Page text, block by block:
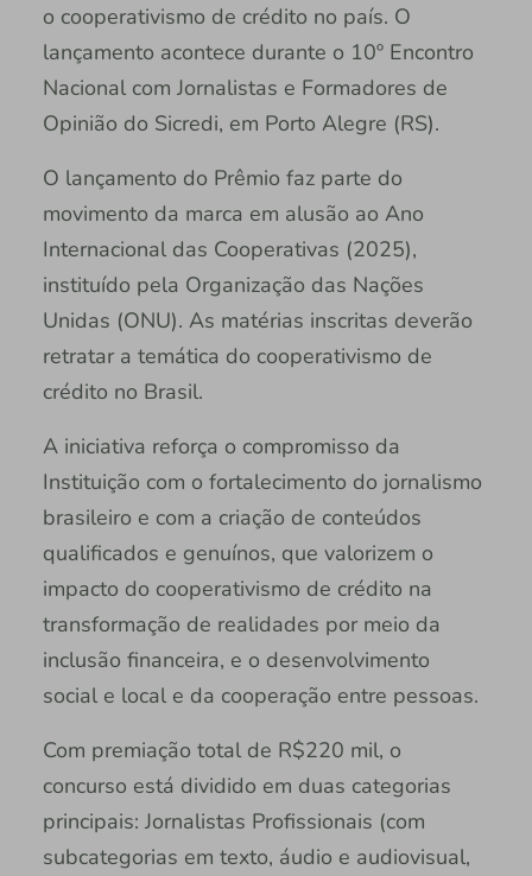
o cooperativismo de crédito no país. O
lançamento acontece durante o 10º Encontro
Nacional com Jornalistas e Formadores de
Opinião do Sicredi, em Porto Alegre (RS).
O lançamento do Prêmio faz parte do
movimento da marca em alusão ao Ano
Internacional das Cooperativas (2025),
instituído pela Organização das Nações
Unidas (ONU). As matérias inscritas deverão
retratar a temática do cooperativismo de
crédito no Brasil.
A iniciativa reforça o compromisso da
Instituição com o fortalecimento do jornalismo
brasileiro e com a criação de conteúdos
qualificados e genuínos, que valorizem o
impacto do cooperativismo de crédito na
transformação de realidades por meio da
inclusão financeira, e o desenvolvimento
social e local e da cooperação entre pessoas.
Com premiação total de R$220 mil, o
concurso está dividido em duas categorias
principais: Jornalistas Profissionais (com
subcategorias em texto, áudio e audiovisual,